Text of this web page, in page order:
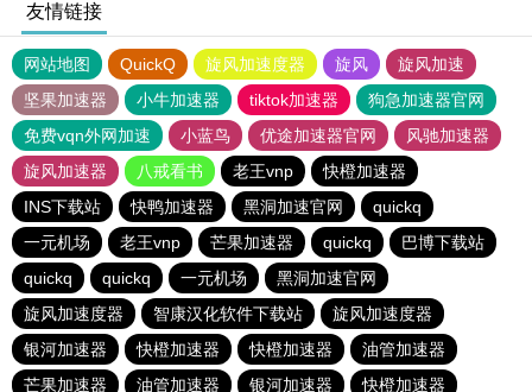
友情链接
网站地图 QuickQ 旋风加速度器 旋风
旋风加速
坚果加速器
小牛加速器 tiktok加速器
狗急加速器官网
免费vqn外网加速
小蓝鸟 优途加速器官网
风驰加速器
旋风加速器
八戒看书 老王vnp
快橙加速器
INS下载站
快鸭加速器 黑洞加速官网
quickq
一元机场
老王vnp 芒果加速器 quickq
巴博下载站
quickq
quickq 一元机场
黑洞加速官网
旋风加速度器
智康汉化软件下载站
旋风加速度器
银河加速器
快橙加速器 快橙加速器
油管加速器
芒果加速器
油管加速器 银河加速器 快橙加速器